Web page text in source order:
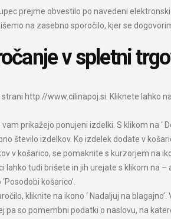
prejme obvestilo po navedeni
na zasebno sporočilo, kjer se
v spletni
http://www.cilinapoj.si. Kliknete lahko
vam prikažejo ponujeni izdelki. S klikom na ‘
število izdelkov. Ko izdelek dodate v
v košarico, se pomaknite s kurzorjem na
lahko tudi brišete in jih urejate s klikom na –
košarico’.
kliknite na ikono ‘ Nadaljuj na
pa so pomembni podatki o naslovu, na